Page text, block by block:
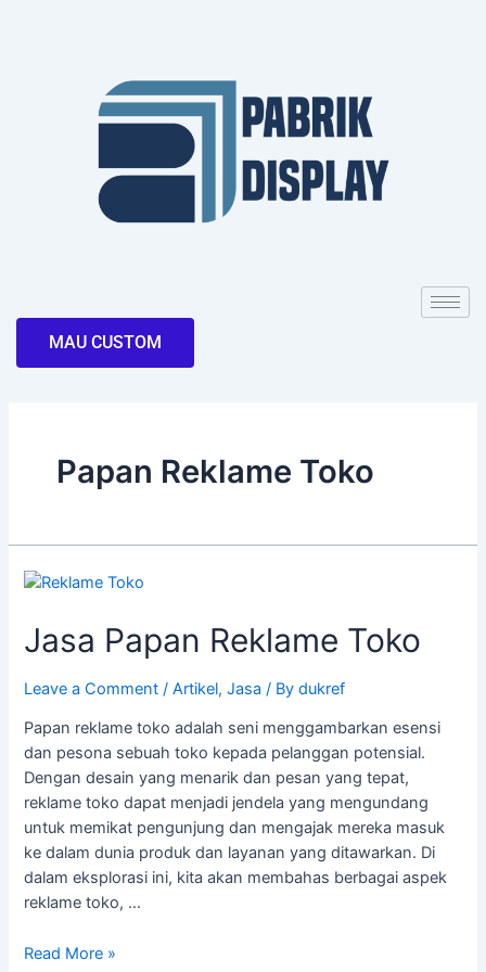
MAU CUSTOM
Papan Reklame Toko
Jasa Papan Reklame Toko
Leave a Comment /Artikel,Jasa / Bydukref
Papan reklame toko adalah seni menggambarkan esensi
dan pesona sebuah toko kepada pelanggan potensial.
Dengan desain yang menarik dan pesan yang tepat,
reklame toko dapat menjadi jendela yang mengundang
untuk memikat pengunjung dan mengajak mereka masuk
ke dalam dunia produk dan layanan yang ditawarkan. Di
dalam eksplorasi ini, kita akan membahas berbagai aspek
reklame toko, …
Jasa
Reklame
Toko
Read More »